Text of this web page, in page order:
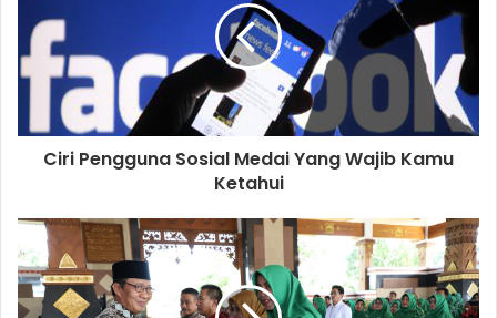
i
s
s
Ciri Pengguna Sosial Medai Yang Wajib Kamu
Ketahui